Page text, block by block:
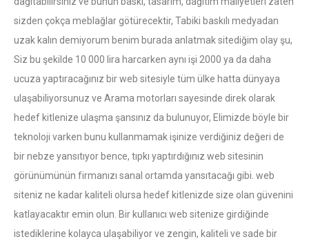
sizden çokça meblağlar götürecektir, Tabiki baskılı medyadan
uzak kalın demiyorum benim burada anlatmak sitediğim olay şu,
Siz bu şekilde 10 000 lira harcarken aynı işi 2000 ya da daha
ucuza yaptıracağınız bir web sitesiyle tüm ülke hatta dünyaya
ulaşabiliyorsunuz ve Arama motorları sayesinde direk olarak
hedef kitlenize ulaşma şansınız da bulunuyor, Elimizde böyle bir
teknoloji varken bunu kullanmamak işinize verdiğiniz değeri de
bir nebze yansıtıyor bence, tıpkı yaptırdığınız web sitesinin
görünümünün firmanızı sanal ortamda yansıtacağı gibi. web
siteniz ne kadar kaliteli olursa hedef kitlenizde size olan güvenini
katlayacaktır emin olun. Bir kullanıcı web sitenize girdiğinde
istediklerine kolayca ulaşabiliyor ve zengin, kaliteli ve sade bir